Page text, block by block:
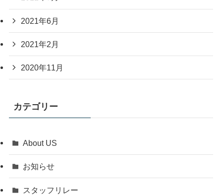
2021年6月
2021年2月
2020年11月
カテゴリー
About US
お知らせ
スタッフリレー